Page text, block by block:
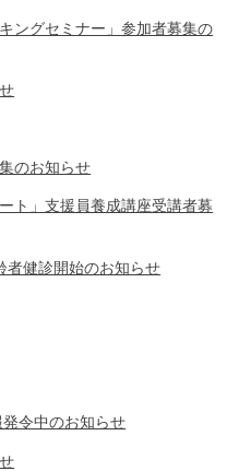
ングセミナー」参加者募集の
のお知らせ
ト」支援員養成講座受講者募
者健診開始のお知らせ
令中のお知らせ